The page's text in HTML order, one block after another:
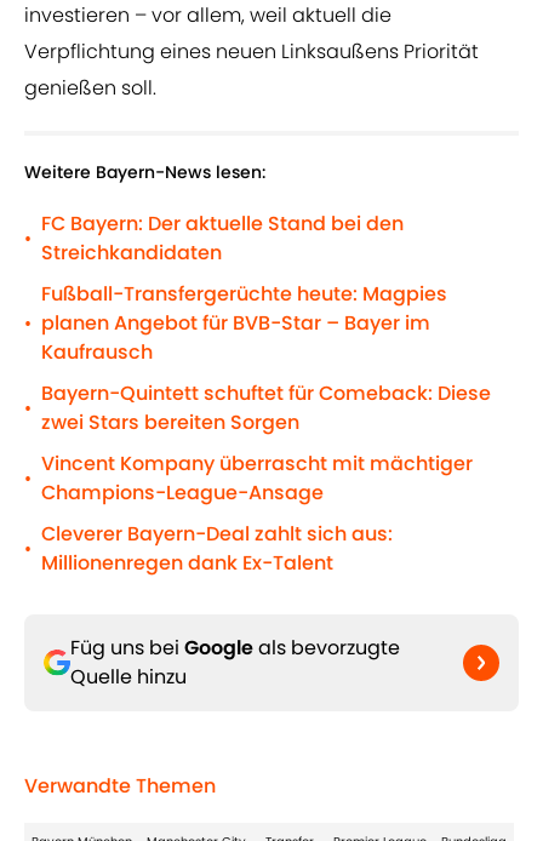
investieren – vor allem, weil aktuell die
Verpflichtung eines neuen Linksaußens Priorität
genießen soll.
Weitere Bayern-News lesen:
•
FC Bayern: Der aktuelle Stand bei den
Streichkandidaten
•
Fußball-Transfergerüchte heute: Magpies
planen Angebot für BVB-Star – Bayer im
Kaufrausch
•
Bayern-Quintett schuftet für Comeback: Diese
zwei Stars bereiten Sorgen
•
Vincent Kompany überrascht mit mächtiger
Champions-League-Ansage
•
Cleverer Bayern-Deal zahlt sich aus:
Millionenregen dank Ex-Talent
Füg uns bei Googleals bevorzugte
Quelle hinzu
Verwandte Themen